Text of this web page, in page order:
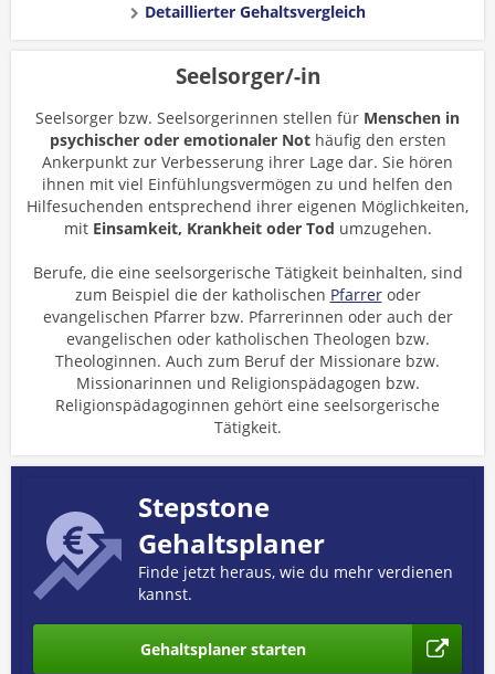
Detaillierter Gehaltsvergleich
Seelsorger/-in
Seelsorger bzw. Seelsorgerinnen stellen für Menschen in
psychischer oder emotionaler Nothäufig den ersten
Ankerpunkt zur Verbesserung ihrer Lage dar. Sie hören
ihnen mit viel Einfühlungsvermögen zu und helfen den
Hilfesuchenden entsprechend ihrer eigenen Möglichkeiten,
mit Einsamkeit, Krankheit oder Tod umzugehen.
Berufe, die eine seelsorgerische Tätigkeit beinhalten, sind
zum Beispiel die der katholischen Pfarreroder
evangelischen Pfarrer bzw. Pfarrerinnen oder auch der
evangelischen oder katholischen Theologen bzw.
Theologinnen. Auch zum Beruf der Missionare bzw.
Missionarinnen und Religionspädagogen bzw.
Religionspädagoginnen gehört eine seelsorgerische
Tätigkeit.
Stepstone
Gehaltsplaner
Finde jetzt heraus, wie du mehr verdienen
kannst.
Gehaltsplaner starten